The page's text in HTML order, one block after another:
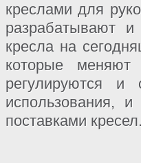
креслами для
разрабатывают
кресла на
которые меняют
регулируются и
использования,
поставками кресел.